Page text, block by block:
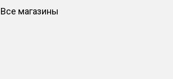
Все магазины